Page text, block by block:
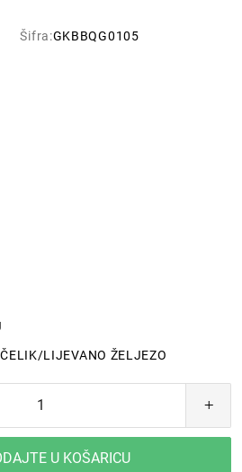
Šifra:GKBBQG0105
LIJEVANO ŽELJEZO
U KOŠARICU